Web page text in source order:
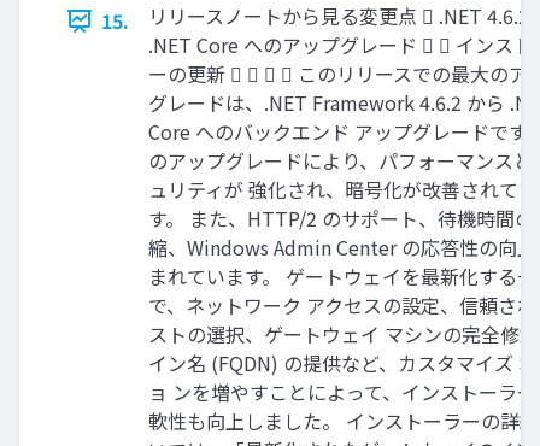
15.
リリースノートから見る変更点  .NET 4.6.2
.NET Core へのアップグレード   インスト
ーの更新     このリリースでの最大のア
グレードは、.NET Framework 4.6.2 から
Core へのバックエンド アップグレードです
のアップグレードにより、パフォーマンスと
ュリティが 強化され、暗号化が改善されて
す。 また、HTTP/2 のサポート、待機時間の
縮、Windows Admin Center の応答性の向
まれています。 ゲートウェイを最新化する
で、ネットワーク アクセスの設定、信頼さ
ストの選択、ゲートウェイ マシンの完全修
イン名 (FQDN) の提供など、カスタマイズ
ョ ンを増やすことによって、インストーラ
軟性も向上しました。 インストーラーの詳